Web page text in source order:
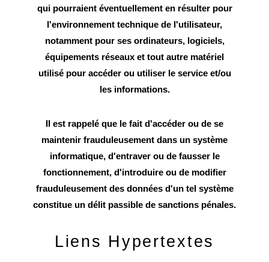
qui pourraient éventuellement en résulter pour
l'environnement technique de l'utilisateur,
notamment pour ses ordinateurs, logiciels,
équipements réseaux et tout autre matériel
utilisé pour accéder ou utiliser le service et/ou
les informations.
Il est rappelé que le fait d'accéder ou de se
maintenir frauduleusement dans un système
informatique, d'entraver ou de fausser le
fonctionnement, d'introduire ou de modifier
frauduleusement des données d'un tel système
constitue un délit passible de sanctions pénales.
Liens Hypertextes